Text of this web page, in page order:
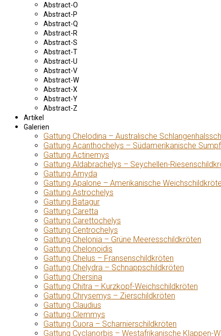
Abstract-O
Abstract-P
Abstract-Q
Abstract-R
Abstract-S
Abstract-T
Abstract-U
Abstract-V
Abstract-W
Abstract-X
Abstract-Y
Abstract-Z
Artikel
Galerien
Gattung Chelodina – Australische
Gattung Acanthochelys – Südamerikanische
Gattung Actinemys
Gattung Aldabrachelys – Seychellen-
Gattung Amyda
Gattung Apalone – Amerikanische
Gattung Astrochelys
Gattung Batagur
Gattung Caretta
Gattung Carettochelys
Gattung Centrochelys
Gattung Chelonia – Grüne Meeresschildkröten
Gattung Chelonoidis
Gattung Chelus – Fransenschildkröten
Gattung Chelydra – Schnappschildkröten
Gattung Chersina
Gattung Chitra – Kurzkopf-Weichschildkröten
Gattung Chrysemys – Zierschildkröten
Gattung Claudius
Gattung Clemmys
Gattung Cuora – Scharnierschildkröten
Gattung Cyclanorbis – Westafrikanische Klappen-